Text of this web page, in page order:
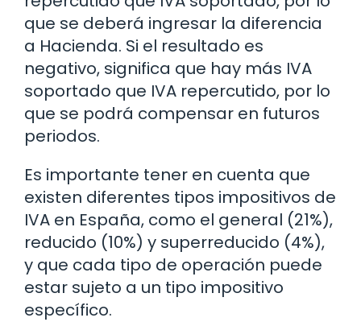
que se deberá ingresar la diferencia
a Hacienda. Si el resultado es
negativo, significa que hay más IVA
soportado que IVA repercutido, por lo
que se podrá compensar en futuros
periodos.
Es importante tener en cuenta que
existen diferentes tipos impositivos de
IVA en España, como el general (21%),
reducido (10%) y superreducido (4%),
y que cada tipo de operación puede
estar sujeto a un tipo impositivo
específico.